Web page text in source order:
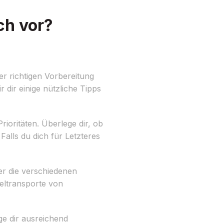
vor?
richtigen Vorbereitung
dir einige nützliche Tipps
Überlege dir, ob
du dich für Letzteres
die verschiedenen
von
dir ausreichend